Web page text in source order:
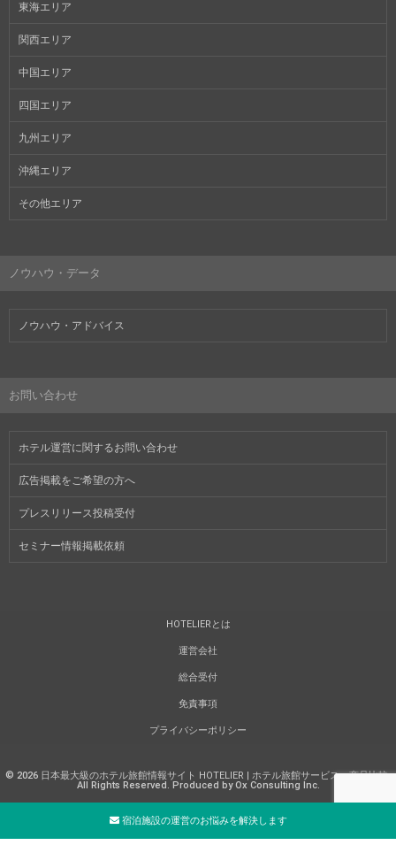
東海エリア
関西エリア
中国エリア
四国エリア
九州エリア
沖縄エリア
その他エリア
ノウハウ・データ
ノウハウ・アドバイス
お問い合わせ
ホテル運営に関するお問い合わせ
広告掲載をご希望の方へ
プレスリリース投稿受付
セミナー情報掲載依頼
HOTELIERとは
運営会社
総合受付
免責事項
プライバシーポリシー
© 2026 日本最大級のホテル旅館情報サイト HOTELIER | ホテル旅館サービス・商品比較.
All Rights Reserved. Produced by Ox Consulting Inc.
宿泊施設の運営のお悩みを解決します